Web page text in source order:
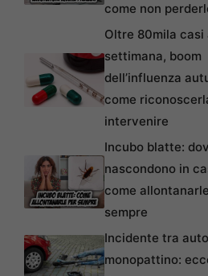
come non
Oltre 80mila casi
settimana, boom
dell’influenza
come
intervenire
Incubo blatte:
nascondono in
come
sempre
Incidente tra
monopattino: